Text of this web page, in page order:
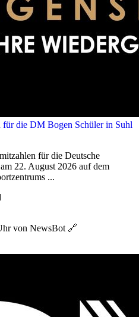
die DM Bogen Schüler in Suhl
für die Deutsche
22. August 2026 auf dem
...
von NewsBot 🔗